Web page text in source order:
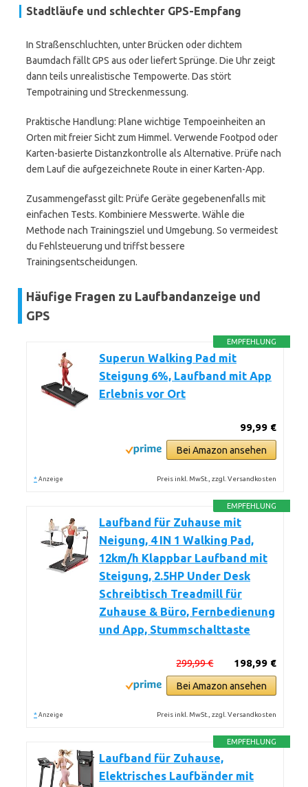
Stadtläufe und schlechter GPS-Empfang
In Straßenschluchten, unter Brücken oder dichtem
Baumdach fällt GPS aus oder liefert Sprünge. Die Uhr zeigt
dann teils unrealistische Tempowerte. Das stört
Tempotraining und Streckenmessung.
Praktische Handlung: Plane wichtige Tempoeinheiten an
Orten mit freier Sicht zum Himmel. Verwende Footpod oder
Karten-basierte Distanzkontrolle als Alternative. Prüfe nach
dem Lauf die aufgezeichnete Route in einer Karten-App.
Zusammengefasst gilt: Prüfe Geräte gegebenenfalls mit
einfachen Tests. Kombiniere Messwerte. Wähle die
Methode nach Trainingsziel und Umgebung. So vermeidest
du Fehlsteuerung und triffst bessere
Trainingsentscheidungen.
Häufige Fragen zu Laufbandanzeige und
GPS
EMPFEHLUNG
Superun Walking Pad mit
Steigung 6%, Laufband mit App
Erlebnis vor Ort
99,99 €
Bei Amazon ansehen
* Anzeige Preis inkl. MwSt., zzgl. Versandkosten
EMPFEHLUNG
Laufband für Zuhause mit
Neigung, 4 IN 1 Walking Pad,
12km/h Klappbar Laufband mit
Steigung, 2.5HP Under Desk
Schreibtisch Treadmill für
Zuhause & Büro, Fernbedienung
und App, Stummschalttaste
198,99 €
299,99 €
Bei Amazon ansehen
* Anzeige Preis inkl. MwSt., zzgl. Versandkosten
EMPFEHLUNG
Laufband für Zuhause,
Elektrisches Laufbänder mit